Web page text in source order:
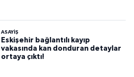
ASAYİŞ
Eskişehir bağlantılı kayıp
vakasında kan donduran detaylar
ortaya çıktı!